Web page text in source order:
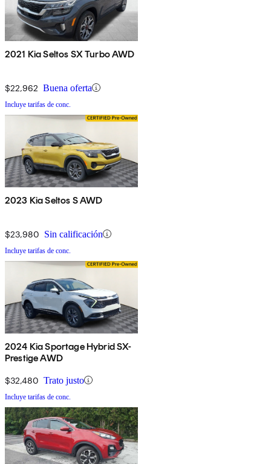
2021 Kia Seltos SX Turbo AWD
$22,962 Buena oferta
Incluye tarifas de conc.
2023 Kia Seltos S AWD
$23,980 Sin calificación
Incluye tarifas de conc.
2024 Kia Sportage Hybrid SX-
Prestige AWD
$32,480 Trato justo
Incluye tarifas de conc.